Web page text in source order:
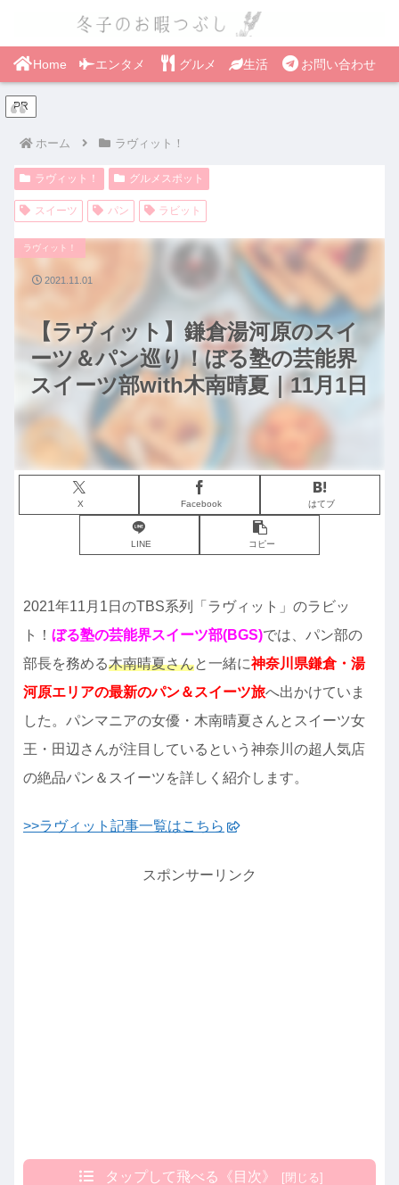
Home エンタメ グルメ 生活 お問い合わせ
PR
ホーム ラヴィット！
ラヴィット！ グルメスポット
スイーツ パン ラビット
【ラヴィット】鎌倉湯河原のスイ
ーツ＆パン巡り！ぼる塾の芸能界
スイーツ部with木南晴夏｜11月1日
ラヴィット！
X Facebook はてブ
LINE コピー
2021.11.01
2021年11月1日のTBS系列「ラヴィット」のラビッ
ト！ ぼる塾の芸能界スイーツ部(BGS)では、パン部の
部長を務める木南晴夏さんと一緒に神奈川県鎌倉・湯
河原エリアの最新のパン＆スイーツ旅へ出かけていま
した。パンマニアの女優・木南晴夏さんとスイーツ女
王・田辺さんが注目しているという神奈川の超人気店
の絶品パン＆スイーツを詳しく紹介します。
>>ラヴィット記事一覧はこちら
スポンサーリンク
タップして飛べる《目次》